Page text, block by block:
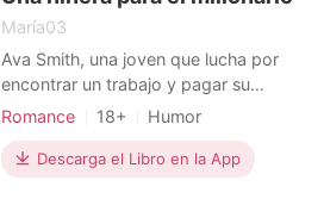
María03
Ava Smith, una joven que lucha por
encontrar un trabajo y pagar su
deuda estudiantil decide convertirse
Moreno, padre soltero y exitoso
hombre de negocios. Kevin lleva
Romance 18+
Humor
Embarazo
Relación secreta
Esclavos sexuales
CEO
Descarga el Libro en la App